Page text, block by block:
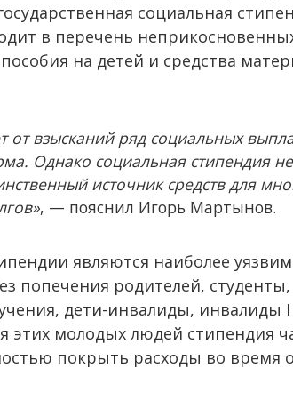
социальная
в перечень
на детей и средства
от взысканий ряд социальных
Однако социальная стипендия
источник средств для
, — пояснил Игорь Мартынов.
являются наиболее
попечения родителей,
дети-инвалиды, инвалиды I
этих молодых людей стипендия
покрыть расходы во время